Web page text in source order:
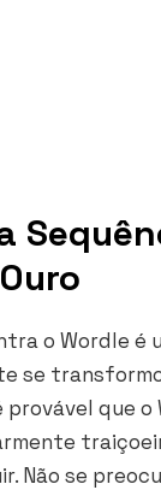
o Wordle é
se
provável que
Não se